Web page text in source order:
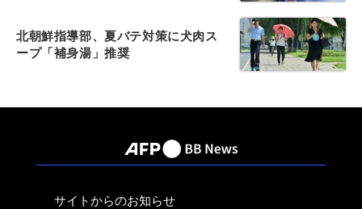
北朝鮮指導部、夏バテ対策に犬肉ス
ープ「補身湯」推奨
サイトからのお知らせ